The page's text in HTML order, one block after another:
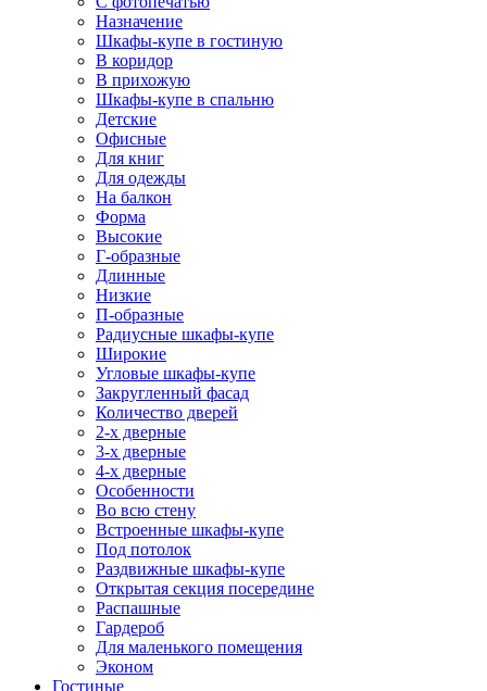
Назначение
Шкафы-купе в гостиную
В коридор
В прихожую
Шкафы-купе в спальню
Детские
Офисные
Для книг
Для одежды
На балкон
Форма
Высокие
Г-образные
Длинные
Низкие
П-образные
Радиусные шкафы-купе
Широкие
Угловые шкафы-купе
Закругленный фасад
Количество дверей
2-х дверные
3-х дверные
4-х дверные
Особенности
Во всю стену
Встроенные шкафы-купе
Под потолок
Раздвижные шкафы-купе
Открытая секция посередине
Распашные
Гардероб
Для маленького помещения
Эконом
Гостиные